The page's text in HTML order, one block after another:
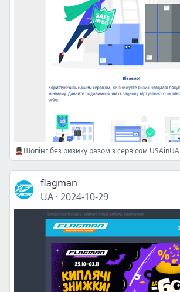
💂‍♂️Шопінг без ризику разом з сервісом USAinUA
flagman
UA · 2024-10-29